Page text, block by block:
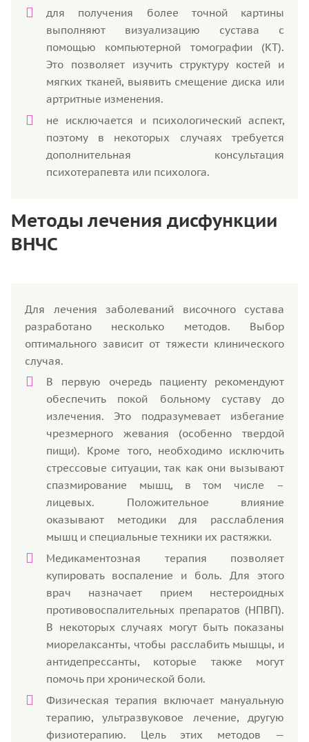
для получения более точной картины
выполняют визуализацию сустава с
помощью компьютерной томографии (КТ).
Это позволяет изучить структуру костей и
мягких тканей, выявить смещение диска или
артритные изменения.
не исключается и психологический аспект,
поэтому в некоторых случаях требуется
дополнительная консультация
психотерапевта или психолога.
Методы лечения дисфункции
ВНЧС
Для лечения заболеваний височного сустава
разработано несколько методов. Выбор
оптимального зависит от тяжести клинического
случая.
В первую очередь пациенту рекомендуют
обеспечить покой больному суставу до
излечения. Это подразумевает избегание
чрезмерного жевания (особенно твердой
пищи). Кроме того, необходимо исключить
стрессовые ситуации, так как они вызывают
спазмирование мышц, в том числе –
лицевых. Положительное влияние
оказывают методики для расслабления
мышц и специальные техники их растяжки.
Медикаментозная терапия позволяет
купировать воспаление и боль. Для этого
врач назначает прием нестероидных
противовоспалительных препаратов (НПВП).
В некоторых случаях могут быть показаны
миорелаксанты, чтобы расслабить мышцы, и
антидепрессанты, которые также могут
помочь при хронической боли.
Физическая терапия включает мануальную
терапию, ультразвуковое лечение, другую
физиотерапию. Цель этих методов —